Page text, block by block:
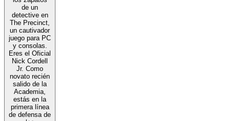
de un
detective en
The Precinct,
un cautivador
juego para PC
y consolas.
Eres el Oficial
Nick Cordell
Jr. Como
novato recién
salido de la
Academia,
estás en la
primera línea
de defensa de